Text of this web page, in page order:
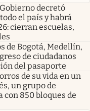
decretó
el país y habrá
cierran escuelas,
de Bogotá, Medellín,
de ciudadanos
del pasaporte
de su vida en un
un grupo de
850 bloques de